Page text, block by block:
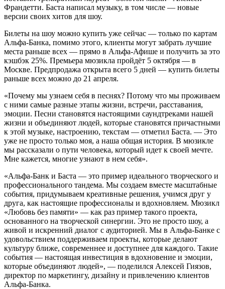
Франдетти. Баста написал музыку, в том числе — новые
версии своих хитов для шоу.
Билеты на шоу можно купить уже сейчас — только по картам
Альфа-Банка, помимо этого, клиенты могут забрать лучшие
места раньше всех — прямо в Альфа-Афише и получить за это
кэшбэк 25%. Премьера мюзикла пройдёт 5 октября — в
Москве. Предпродажа открыта всего 5 дней — купить билеты
раньше всех можно до 21 апреля.
«Почему мы узнаем себя в песнях? Потому что мы проживаем
с ними самые разные этапы жизни, встречи, расставания,
эмоции. Песни становятся настоящими саундтреками нашей
жизни и объединяют людей, которые становятся причастными
к этой музыке, настроению, текстам — отметил Баста. — Это
уже не просто только моя, а наша общая история. В мюзикле
мы рассказали о пути человека, который идет к своей мечте.
Мне кажется, многие узнают в нем себя».
«Альфа-Банк и Баста — это пример идеального творческого и
профессионального тандема. Мы создаем вместе масштабные
события, придумываем креативные решения, учимся друг у
друга, как настоящие профессионалы и вдохновляем. Мюзикл
«Любовь без памяти» — как раз пример такого проекта,
основанного на творческой синергии. Это не просто шоу, а
живой и искренний диалог с аудиторией. Мы в Альфа-Банке с
удовольствием поддерживаем проекты, которые делают
культуру ближе, современнее и доступнее для каждого. Такие
события — настоящая инвестиция в вдохновение и эмоции,
которые объединяют людей», — поделился Алексей Гиязов,
директор по маркетингу, дизайну и привлечению клиентов
Альфа-Банка.